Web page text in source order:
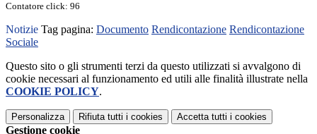
Contatore click: 96
Notizie Tag pagina: Documento Rendicontazione Rendicontazione
Sociale
Questo sito o gli strumenti terzi da questo utilizzati si avvalgono di
cookie necessari al funzionamento ed utili alle finalità illustrate nella
COOKIE POLICY.
Personalizza Rifiuta tutti i cookies Accetta tutti i cookies
Gestione cookie